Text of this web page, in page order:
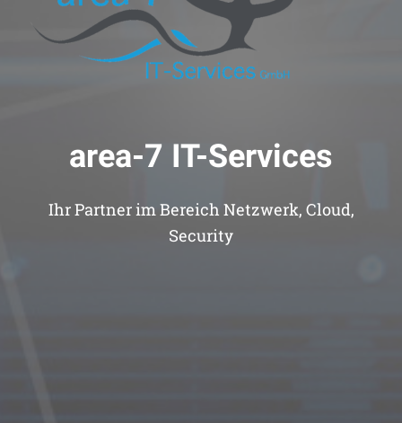
area-7 IT-Services
Ihr Partner im Bereich Netzwerk, Cloud,
Security